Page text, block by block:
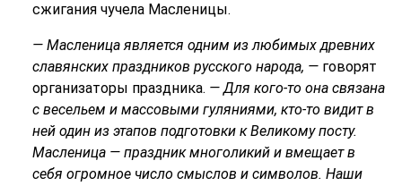
сжигания чучела Масленицы.
— Масленица является одним из любимых древних
славянских праздников русского народа, — говорят
организаторы праздника. — Для кого-то она связана
с весельем и массовыми гуляниями, кто-то видит в
ней один из этапов подготовки к Великому посту.
Масленица — праздник многоликий и вмещает в
себя огромное число смыслов и символов. Наши